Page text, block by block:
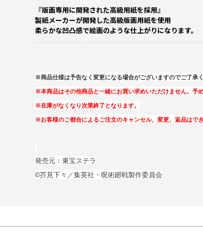
『版画専用に開発された高級用紙を採用』
製紙メーカーが開発した高級版画用紙を使用
柔らかな凹凸感で絵画のような仕上がりになります。
※商品仕様は予告なく変更になる場合がございますのでご了承く
※本商品はその他商品と一緒にお買い求めいただけません。予め
※在庫がなくなり次第終了となります。
※お客様のご都合によるご注文のキャンセル、変更、返品はで
発売元：東宝ステラ
©芥見下々／集英社・呪術廻戦製作委員会